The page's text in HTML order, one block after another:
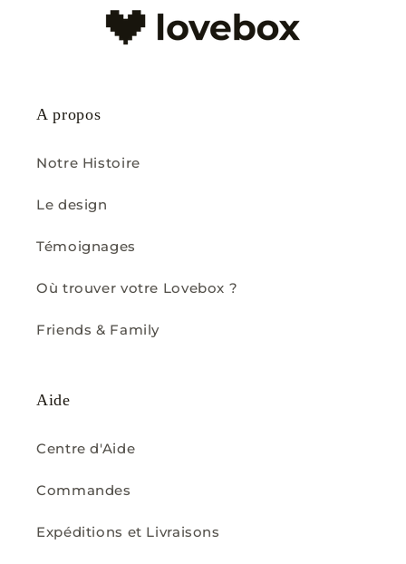
A propos
Notre Histoire
Le design
Témoignages
Où trouver votre Lovebox ?
Friends & Family
Aide
Centre d'Aide
Commandes
Expéditions et Livraisons